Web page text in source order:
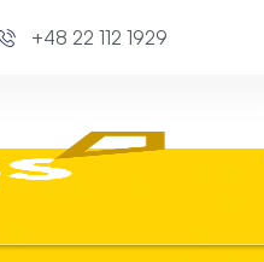
+48 22 112 1929